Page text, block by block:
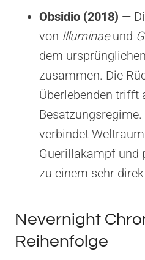
Obsidio (2018) —
von Illuminaeund
dem
zusammen. Die
Überlebenden trifft
verbindet
Guerillakampf und
zu einem sehr
Nevernight
Reihenfolge